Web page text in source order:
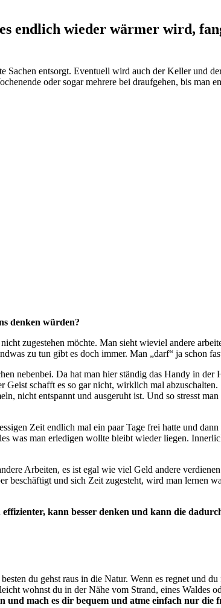
endlich wieder wärmer wird,
entsorgt. Eventuell wird auch der Keller und
oder sogar mehrere bei draufgehen, bis man
denken würden?
zugestehen möchte. Man sieht wieviel andere
zu tun gibt es doch immer. Man „darf“ ja schon
nebenbei. Da hat man hier ständig das Handy in
schafft es so gar nicht, wirklich mal
nicht entspannt und ausgeruht ist. Und so stresst
Zeit endlich mal ein paar Tage frei hatte und
man erledigen wollte bleibt wieder liegen.
Arbeiten, es ist egal wie viel Geld andere
und sich Zeit zugesteht, wird man lernen
kann besser denken und kann die
du gehst raus in die Natur. Wenn es regnet und
wohnst du in der Nähe vom Strand, eines Waldes
und mach es dir bequem und atme einfach nur die